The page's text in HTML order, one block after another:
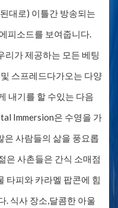
대로) 이틀간 방송되는
피소드를 보여줍니다.
리가 제공하는 모든 베팅
스프레드다가오는 다양
내기를 할 수있는 다음
Immersion은 수영을 가
은 사람들의 삶을 풍요롭
은 사촌들은 간식 소매점
타피와 카라멜 팝콘에 힘
. 식사 장소,달콤한 아울